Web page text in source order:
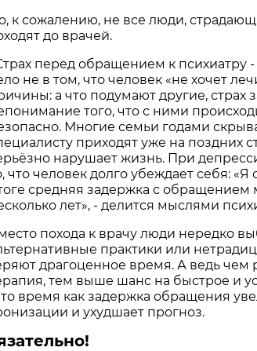
к сожалению, не все люди,
до врачей.
перед обращением к психиатру
не в том, что человек «не хочет
а что подумают другие, страх
того, что с ними
Многие семьи годами
приходят уже на поздних
нарушает жизнь. При
что человек долго убеждает себя: «Я
средняя задержка с обращением
лет», - делится мыслями
похода к врачу люди нередко
практики или
драгоценное время. А ведь чем
тем выше шанс на быстрое и
время как задержка обращения
и ухудшает прогноз.